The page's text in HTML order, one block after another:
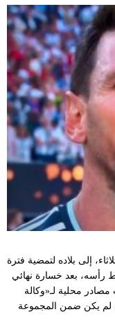
إلى بلاده لتمضية فترة
رأسه، بعد خسارة نهائي
أكدت مصادر محلية لـ«وكالة
ابن الـ39 عاماً الذي لم يكن ضمن المجموعة